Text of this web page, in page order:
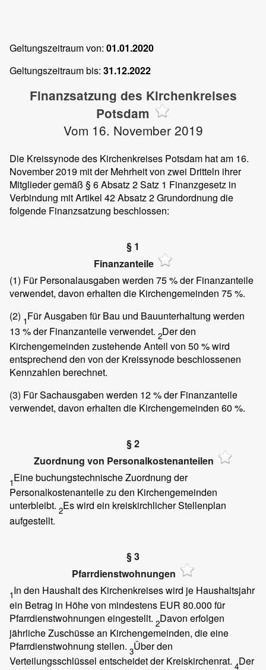
Geltungszeitraum von: 01.01.2020
Geltungszeitraum bis: 31.12.2022
Finanzsatzung des Kirchenkreises
Potsdam
Vom 16. November 2019
Die Kreissynode des Kirchenkreises Potsdam hat am 16.
November 2019 mit der Mehrheit von zwei Dritteln ihrer
Mitglieder gemäß § 6 Absatz 2 Satz 1 Finanzgesetz in
Verbindung mit Artikel 42 Absatz 2 Grundordnung die
folgende Finanzsatzung beschlossen:
§ 1
Finanzanteile
(1) Für Personalausgaben werden 75 % der Finanzanteile
verwendet, davon erhalten die Kirchengemeinden 75 %.
(2) 1Für Ausgaben für Bau und Bauunterhaltung werden
13 % der Finanzanteile verwendet. 2Der den
Kirchengemeinden zustehende Anteil von 50 % wird
entsprechend den von der Kreissynode beschlossenen
Kennzahlen berechnet.
(3) Für Sachausgaben werden 12 % der Finanzanteile
verwendet, davon erhalten die Kirchengemeinden 60 %.
§ 2
Zuordnung von Personalkostenanteilen
1Eine buchungstechnische Zuordnung der
Personalkostenanteile zu den Kirchengemeinden
unterbleibt. 2Es wird ein kreiskirchlicher Stellenplan
aufgestellt.
§ 3
Pfarrdienstwohnungen
1In den Haushalt des Kirchenkreises wird je Haushaltsjahr
ein Betrag in Höhe von mindestens EUR 80.000 für
Pfarrdienstwohnungen eingestellt. 2Davon erfolgen
jährliche Zuschüsse an Kirchengemeinden, die eine
Pfarrdienstwohnung stellen. 3Über den
Verteilungsschlüssel entscheidet der Kreiskirchenrat. 4Der